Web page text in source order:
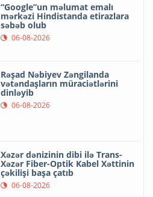
“Google”un məlumat emalı
mərkəzi Hindistanda etirazlara
səbəb olub
06-08-2026
Rəşad Nəbiyev Zəngilanda
vətəndaşların müraciətlərini
dinləyib
06-08-2026
Xəzər dənizinin dibi ilə Trans-
Xəzər Fiber-Optik Kabel Xəttinin
çəkilişi başa çatıb
06-08-2026